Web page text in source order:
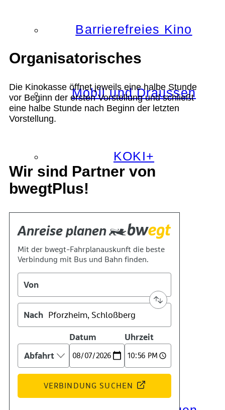
Barrierefreies Kino
Mobil und Draussen
KOKI+
Das Team
Organisatorisches
Die Kinokasse öffnet jeweils eine halbe Stunde
vor Beginn der ersten Vorstellung und schließt
eine halbe Stunde nach Beginn der letzten
Vorstellung.
Wir sind Partner von
bwegtPlus!